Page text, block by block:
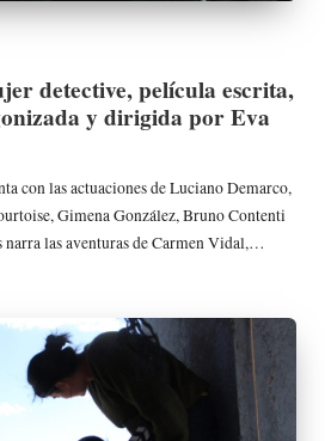
detective, película escrita,
y dirigida por Eva
con las actuaciones de Luciano Demarco,
Gimena González, Bruno Contenti
narra las aventuras de Carmen Vidal,…